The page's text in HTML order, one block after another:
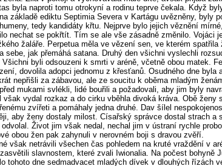
byla naproti tomu otrokyní a rodinu teprve čekala. Když
základě ediktu Septimia Severa v Kartágu uvězněny, byly
tedy kandidáty křtu. Nejprve bylo jejich věznění
nechat se pokřtít. Tím se ale vše zásadně změnilo. Vojáci
žaláře. Perpetua měla ve vězení sen, ve kterém spatřila
sebe, jak přemáhá satana. Druhý den všichni vyslechli
Všichni byli odsouzeni k smrti v aréně, včetně obou matek.
dovolila adopci jednomu z křesťanů. Osudného dne byla
nepřišli za zábavou, ale ze soucitu k oběma mladým
mukami svlékli, lidé bouřili a požadovali, aby jim byly
však vydal rozkaz a do cirku vběhla divoká kráva. Obě ženy
zvířeti a pomáhaly jedna druhé. Dav šílel
aby ženy dostaly milost. Císařský správce dostal strach a
odvolal. Život jim však nedal, nechal jim v ústraní rychle
obou žen pak zahynuli v nerovném boji s dravou zvěří.
však netrávili všechen čas pohledem na kruté vraždění v
slavnostem, které zvali Iwionalia. Na počest bohyně
tohoto dne sedmadvacet mladých dívek v dlouhých řízách